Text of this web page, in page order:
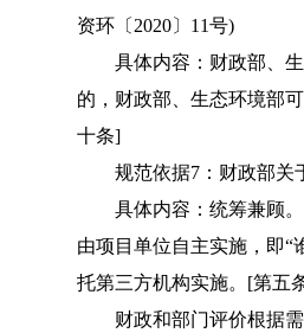
资环〔2020〕11号)
具体内容：财政部、生
的，财政部、生态环境部
十条]
规范依据7：财政部关于
具体内容：统筹兼顾。
由项目单位自主实施，即“
托第三方机构实施。[第五
财政和部门评价根据需